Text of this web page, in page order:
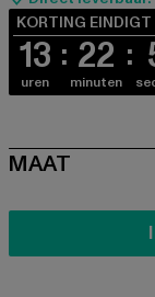
KORTING EINDIGT
13
uren
22
minuten
SIZE
MAAT